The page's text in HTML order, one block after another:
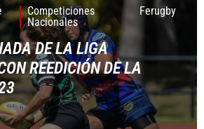
Competiciones
Nacionales
Ferugby
DE LA LIGA
REEDICIÓN DE LA